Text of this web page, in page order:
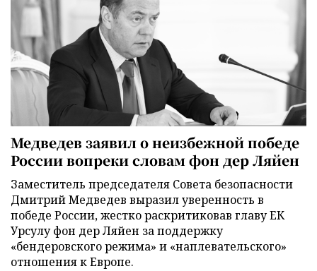
Медведев заявил о неизбежной победе
России вопреки словам фон дер Ляйен
Заместитель председателя Совета безопасности
Дмитрий Медведев выразил уверенность в
победе России, жестко раскритиковав главу ЕК
Урсулу фон дер Ляйен за поддержку
«бендеровского режима» и «наплевательского»
отношения к Европе.